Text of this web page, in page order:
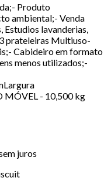
Produto
ambiental;- Venda
lavanderias,
prateleiras Multiuso-
Cabideiro em formato
menos utilizados;-
MÓVEL - 10,500 kg
juros